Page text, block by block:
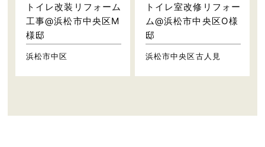
トイレ改装リフォーム
工事@浜松市中央区M
様邸
浜松市中区
トイレ室改修リフォー
ム@浜松市中央区O様
邸
浜松市中央区古人見